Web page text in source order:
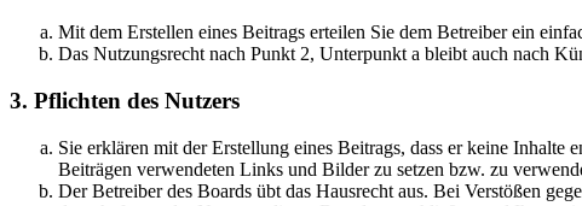
Mit dem Erstellen eines Beitrags erteilen Sie dem Betreiber ein
Das Nutzungsrecht nach Punkt 2, Unterpunkt a bleibt auch nach
3. Pflichten des Nutzers
Sie erklären mit der Erstellung eines Beitrags, dass er keine Inhalte
Beiträgen verwendeten Links und Bilder zu setzen bzw. zu
Der Betreiber des Boards übt das Hausrecht aus. Bei Verstößen